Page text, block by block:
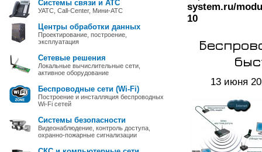
Системы связи и АТС
УАТС, Call-Center, Мини-АТС
Центры обработки данных
Проектирование, построение,
эксплуатация
Сетевые решения
Локальные вычислительные сети,
активное оборудование
Беспроводные сети (Wi-Fi)
Построение и инсталляция беспроводных
Wi-Fi сетей
Системы безопасности
Видеонаблюдение, контроль доступа,
охранно-пожарные сигнализации
system.ru/
10
13 июня